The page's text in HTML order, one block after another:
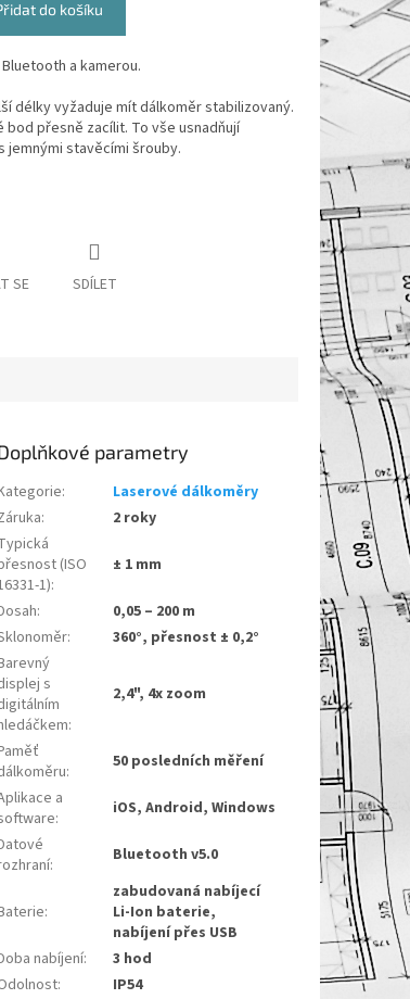
do košíku
a kamerou.
délky vyžaduje mít dálkoměr stabilizovaný.
přesně zacílit. To vše usnadňují
stavěcími šrouby.
SE SDÍLET
parametry
:
Laserové dálkoměry
:
2 roky
(ISO
1):
± 1 mm
:
0,05 – 200 m
:
360°, přesnost ± 0,2°
s
:
2,4", 4x zoom
:
50 posledních měření
a
:
iOS, Android, Windows
: Bluetooth v5.0
:
zabudovaná nabíjecí
Li-Ion baterie,
nabíjení přes USB
nabíjení:
3 hod
:
IP54